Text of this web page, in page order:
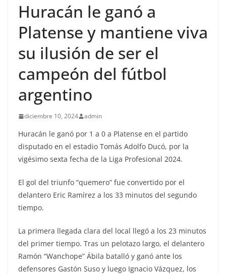
Huracán le ganó a
Platense y mantiene viva
su ilusión de ser el
campeón del fútbol
argentino
diciembre 10, 2024 admin
Huracán le ganó por 1 a 0 a Platense en el partido
disputado en el estadio Tomás Adolfo Ducó, por la
vigésimo sexta fecha de la Liga Profesional 2024.
El gol del triunfo “quemero” fue convertido por el
delantero Eric Ramírez a los 33 minutos del segundo
tiempo.
La primera llegada clara del local llegó a los 23 minutos
del primer tiempo. Tras un pelotazo largo, el delantero
Ramón “Wanchope” Ábila batalló y ganó ante los
defensores Gastón Suso y luego Ignacio Vázquez, los